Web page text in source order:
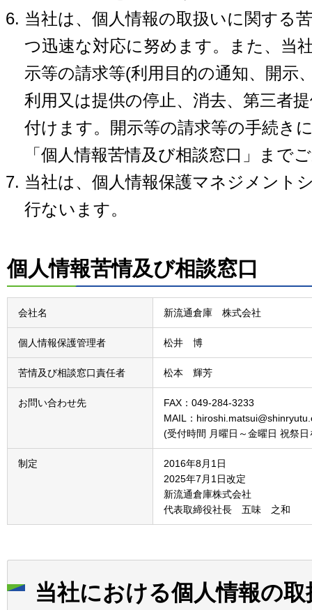
当社は、個人情報の取扱いに関する
つ迅速な対応に努めます。また、当
示等の請求等(利用目的の通知、開示
利用又は提供の停止、消去、第三者
付けます。開示等の請求等の手続き
「個人情報苦情及び相談窓口」まで
当社は、個人情報保護マネジメント
行ないます。
個人情報苦情及び相談窓口
会社名 新流通倉庫 株式会社
個人情報保護管理者 松井 博
苦情及び相談窓口責任者 松本 輝芳
お問い合わせ先
FAX：049-284-3233
MAIL：
(受付時間 月曜日～金曜日 祝祭
制定
2016年8月1日
2025年7月1日改定
新流通倉庫株式会社
代表取締役社長 五味 之和
当社における個人情報の